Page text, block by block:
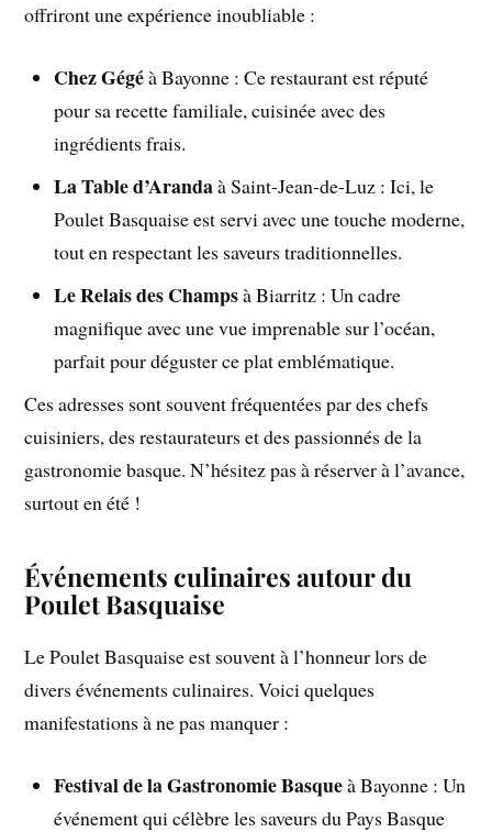
offriront une expérience inoubliable :
Chez Gégéà Bayonne : Ce restaurant est réputé
pour sa recette familiale, cuisinée avec des
ingrédients frais.
La Table d’Arandaà Saint-Jean-de-Luz : Ici, le
Poulet Basquaise est servi avec une touche moderne,
tout en respectant les saveurs traditionnelles.
Le Relais des Champsà Biarritz : Un cadre
magnifique avec une vue imprenable sur l’océan,
parfait pour déguster ce plat emblématique.
Ces adresses sont souvent fréquentées par des chefs
cuisiniers, des restaurateurs et des passionnés de la
gastronomie basque. N’hésitez pas à réserver à l’avance,
surtout en été !
Événements culinaires autour du
Poulet Basquaise
Le Poulet Basquaise est souvent à l’honneur lors de
divers événements culinaires. Voici quelques
manifestations à ne pas manquer :
Festival de la Gastronomie Basqueà Bayonne : Un
événement qui célèbre les saveurs du Pays Basque